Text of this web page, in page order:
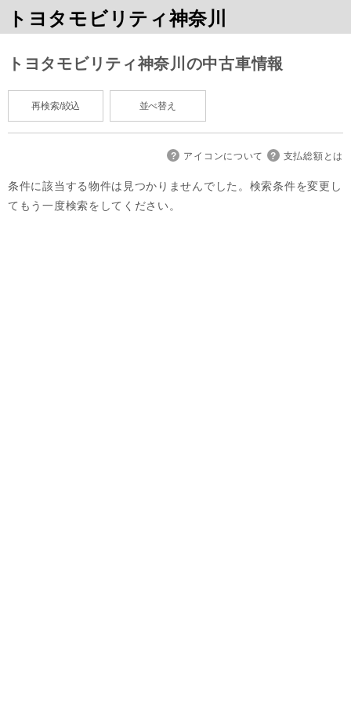
トヨタモビリティ神奈川
トヨタモビリティ神奈川の中古車情報
再検索/絞込 並べ替え
アイコンについて 支払総額とは
条件に該当する物件は見つかりませんでした。検索条件を変更し
てもう一度検索をしてください。